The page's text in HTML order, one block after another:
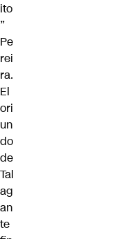
ito
”
Pe
rei
ra.
El
ori
un
do
de
Tal
ag
an
te